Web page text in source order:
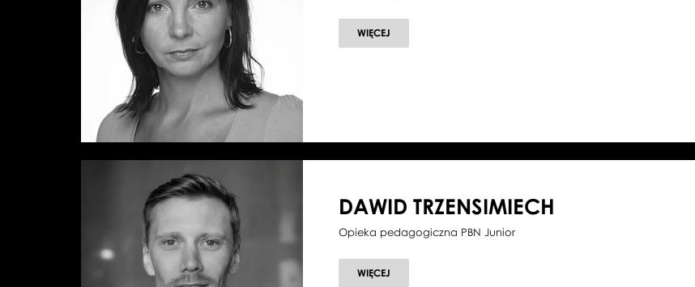
WIĘCEJ
ILONA
DAWID TRZENSIMIECH
Opieka pedagogiczna PBN Junior
WIĘCEJ